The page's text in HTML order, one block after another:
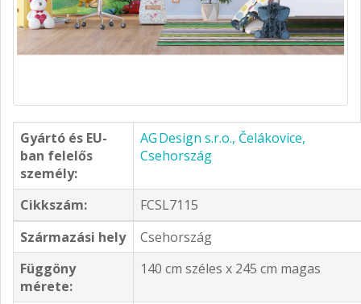
Gyártó és EU-
ban felelős
személy:
AG Design s.r.o., Čelákovice,
Csehország
Cikkszám:
FCSL7115
Származási hely
Csehország
Függöny
mérete:
140 cm széles x 245 cm magas